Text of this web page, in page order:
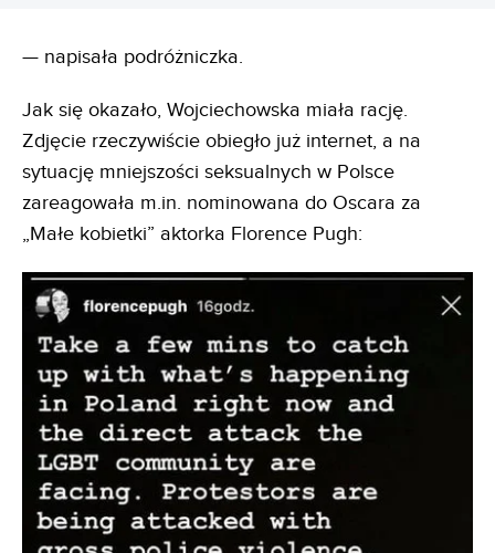
— napisała podróżniczka.
Jak się okazało, Wojciechowska miała rację.
Zdjęcie rzeczywiście obiegło już internet, a na
sytuację mniejszości seksualnych w Polsce
zareagowała m.in. nominowana do Oscara za
„Małe kobietki” aktorka Florence Pugh: